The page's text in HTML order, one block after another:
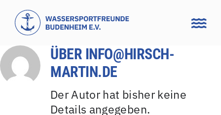
Zum
Inhalt
springen
ÜBER INFO@HIRSCH-
MARTIN.DE
Der Autor hat bisher keine
Details angegeben.